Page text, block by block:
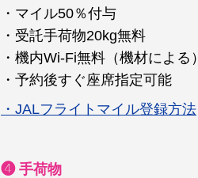
・マイル50％付与
・受託手荷物20kg無料
・機内Wi-Fi無料（機材による）
・予約後すぐ座席指定可能
・JALフライトマイル登録方法
❹ 手荷物